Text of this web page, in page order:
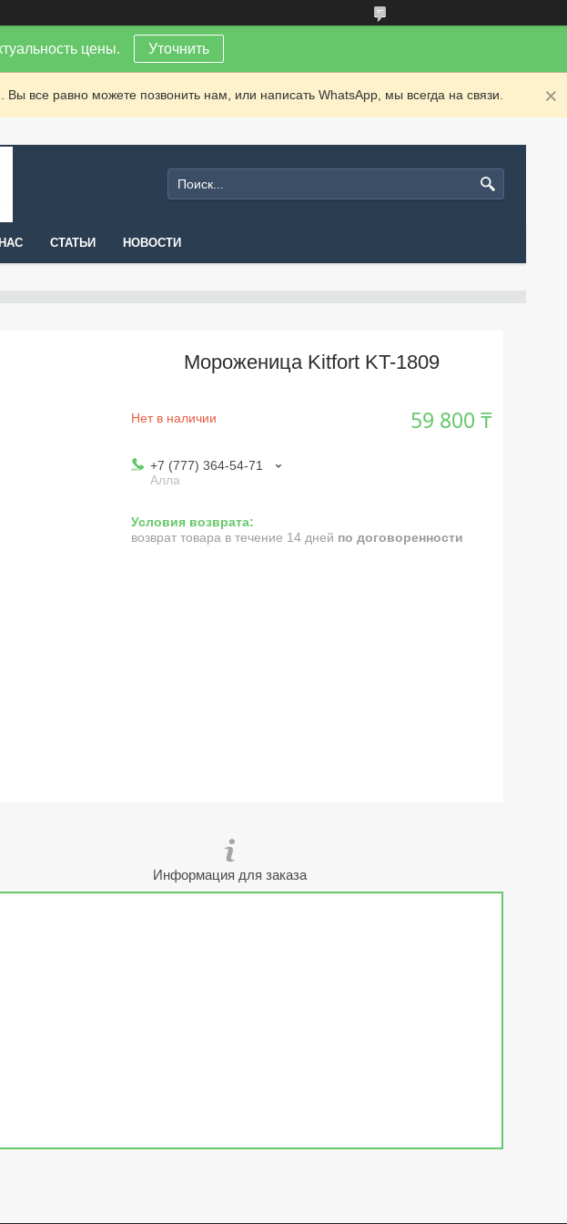
цены. Уточнить
все равно можете позвонить нам, или написать WhatsApp, мы всегда на связи.
СТАТЬИ НОВОСТИ
Мороженица Kitfort KT-1809
Нет в наличии 59 800 ₸
+7 (777) 364-54-71
Алла
возврат товара в течение 14 дней по договоренности
Информация для заказа